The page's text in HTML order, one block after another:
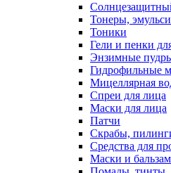
Тонеры,
Тоники
Гели и пенки
Энзимные
Гидрофильные
Мицеллярная
Спреи для лица
Маски для лица
Патчи
Скрабы,
Средства для
Маски и